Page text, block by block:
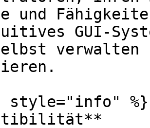
und
GUI-
style="info" %}